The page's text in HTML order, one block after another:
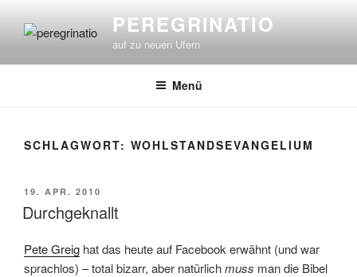
Inhalt
PEREGRINATIO
auf zu neuen Ufern
Menü
SCHLAGWORT: WOHLSTANDSEVANGELIUM
VERÖFFENTLICHT
AM
19. APR. 2010
Durchgeknallt
Pete Greig hat das heute auf Facebook erwähnt (und war
sprachlos) – total bizarr, aber natürlichmuss man die Bibel